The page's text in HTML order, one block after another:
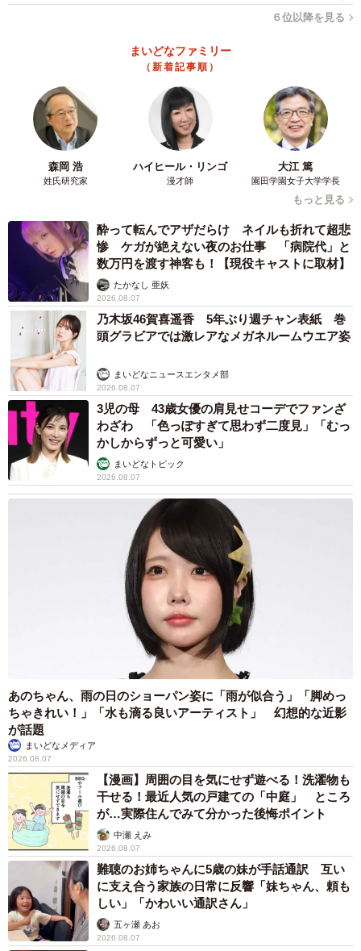
６位以降を見る
まいどなファミリー
（新着記事順）
森岡 浩
姓氏研究家
ハイヒール・リンゴ
漫才師
大江 篤
園田学園女子大学学長
もっと見る
酔って転んでアザだらけ ネイルも折れて超悲
惨 ケガが絶えない夜のお仕事 「病院代」と
数万円を渡す神客も！【現役キャストに取材】
たかなし 亜妖
2026.08.07
乃木坂46賀喜遥香 5年ぶり週チャン表紙 巻
頭グラビアでは激レアなメガネルームウエア姿
まいどなニュースエンタメ部
2026.08.07
3児の母 43歳女優の肩見せコーデでファンざ
わざわ 「色っぽすぎて思わず二度見」「むっ
かしからずっと可愛い」
まいどなトピック
2026.08.07
あのちゃん、雨の日のショーパン姿に「雨が似合う」「脚めっ
ちゃきれい！」「水も滴る良いアーティスト」 幻想的な近影
が話題
まいどなメディア
2026.08.07
【漫画】周囲の目を気にせず遊べる！洗濯物も
干せる！最近人気の戸建ての「中庭」 ところ
が…実際住んでみて分かった後悔ポイント
中瀬 えみ
2026.08.07
難聴のお姉ちゃんに5歳の妹が手話通訳 互い
に支え合う家族の日常に反響「妹ちゃん、頼も
しい」「かわいい通訳さん」
五ヶ瀬 あお
2026.08.07